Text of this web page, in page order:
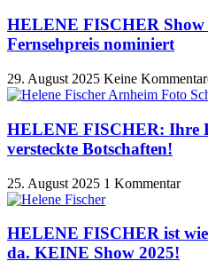
HELENE FISCHER Show
Fernsehpreis nominiert
29. August 2025 Keine
HELENE FISCHER: Ihre
versteckte Botschaften!
25. August 2025 1 Kommentar
HELENE FISCHER ist
da. KEINE Show 2025!